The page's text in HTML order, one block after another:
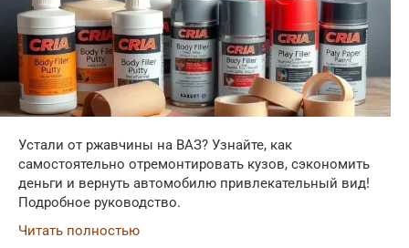
Устали от ржавчины на ВАЗ? Узнайте, как
самостоятельно отремонтировать кузов, сэкономить
деньги и вернуть автомобилю привлекательный вид!
Подробное руководство.
Читать полностью